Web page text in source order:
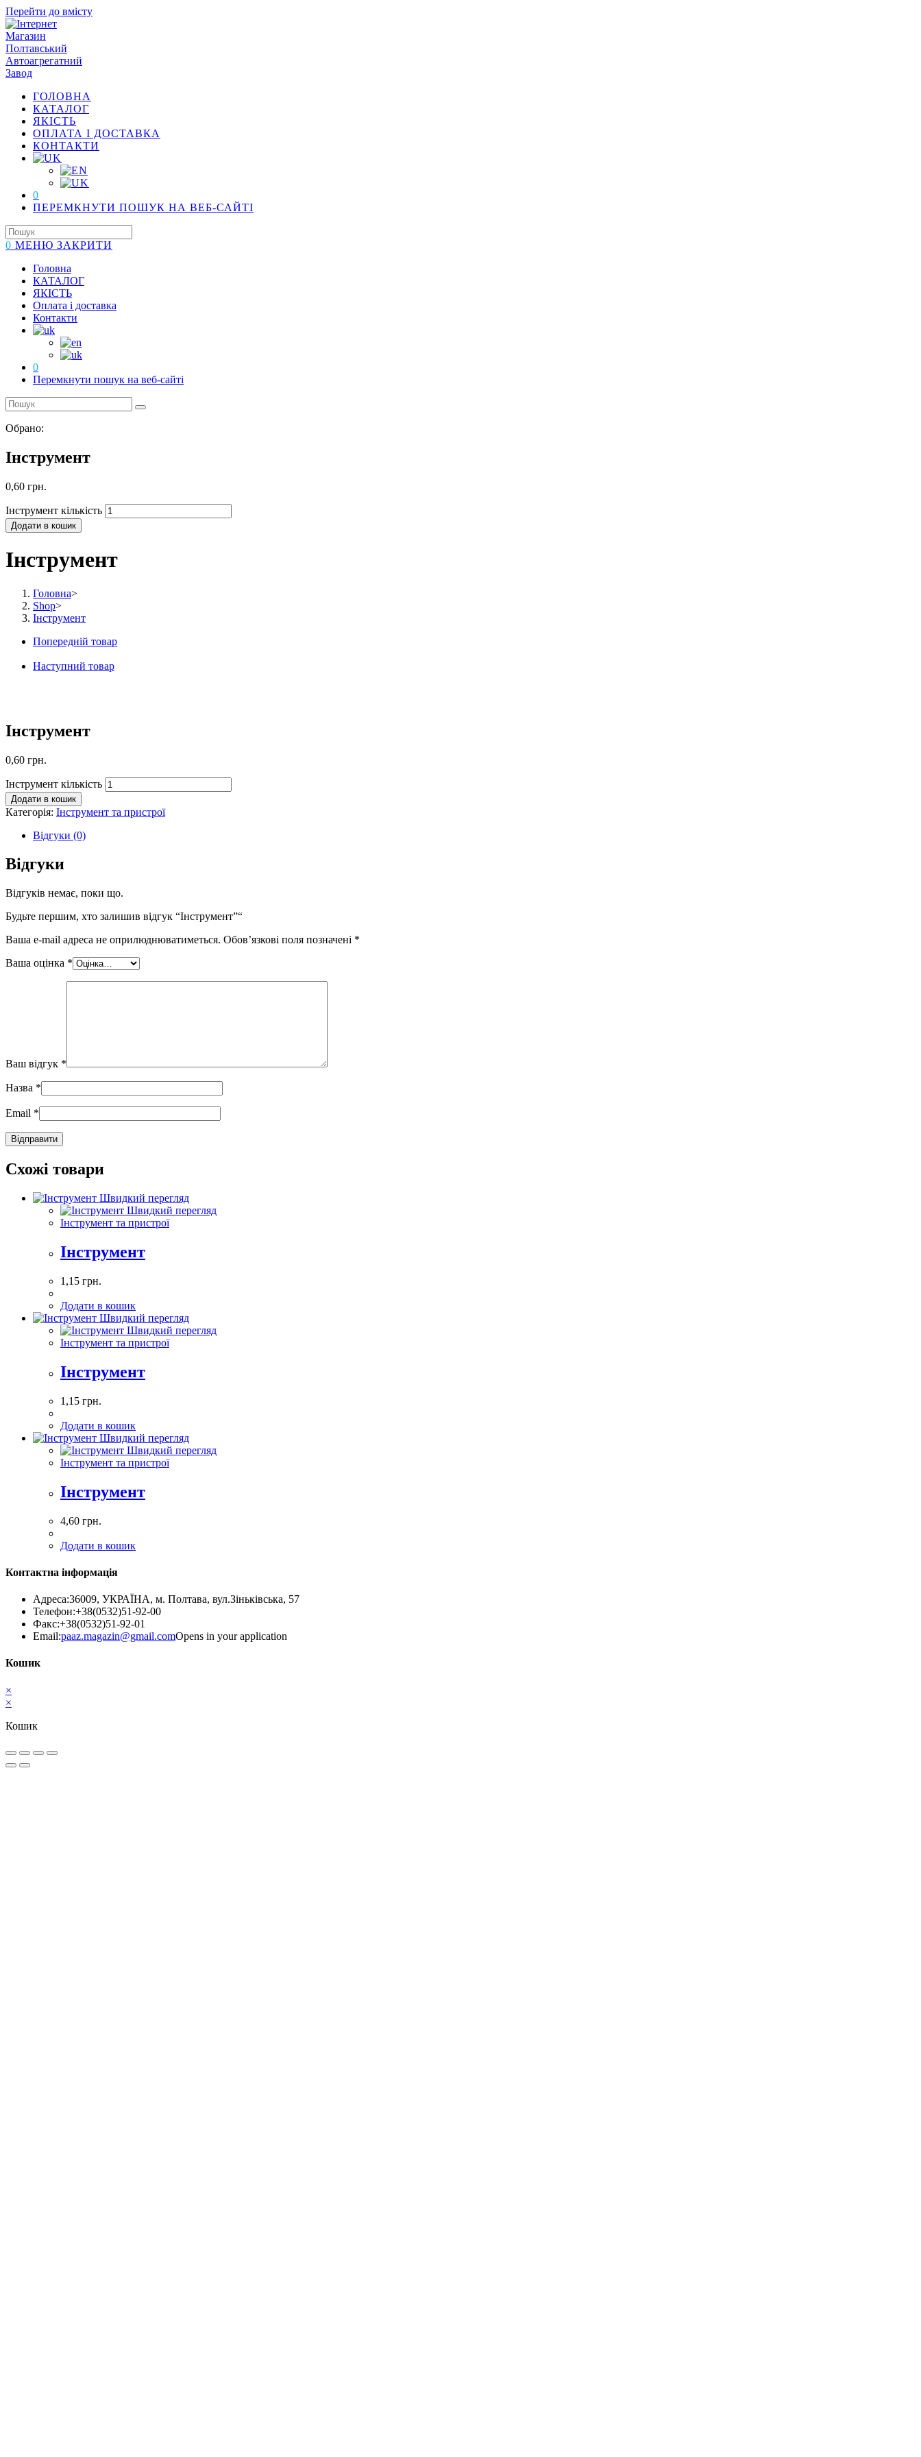
Перейти до вмісту
ГОЛОВНА
КАТАЛОГ
ЯКІСТЬ
ОПЛАТА І ДОСТАВКА
КОНТАКТИ
0
ПЕРЕМКНУТИ ПОШУК НА ВЕБ-САЙТІ
0 МЕНЮ ЗАКРИТИ
Головна
КАТАЛОГ
ЯКІСТЬ
Оплата і доставка
Контакти
0
Перемкнути пошук на веб-сайті
Обрано:
Інструмент
0,60 грн.
Інструмент кількість
Додати в кошик
Інструмент
Головна>
Shop>
Інструмент
Попередній товар
Наступний товар
Інструмент
0,60 грн.
Інструмент кількість
Додати в кошик
Категорія: Інструмент та пристрої
Відгуки (0)
Відгуки
Відгуків немає, поки що.
Будьте першим, хто залишив відгук “Інструмент”“
Ваша e-mail адреса не оприлюднюватиметься. Обов’язкові поля позначені *
Ваша оцінка *
Ваш відгук *
Назва *
Email *
Схожі товари
Швидкий перегляд
Швидкий перегляд
Інструмент та пристрої
Інструмент
1,15 грн.
Додати в кошик
Швидкий перегляд
Швидкий перегляд
Інструмент та пристрої
Інструмент
1,15 грн.
Додати в кошик
Швидкий перегляд
Швидкий перегляд
Інструмент та пристрої
Інструмент
4,60 грн.
Додати в кошик
Контактна інформація
Адреса:36009, УКРАЇНА, м. Полтава, вул.Зіньківська, 57
Телефон:+38(0532)51-92-00
Факс:+38(0532)51-92-01
Email:paaz.magazin@gmail.comOpens in your application
Кошик
×
×
Кошик